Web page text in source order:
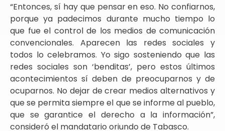
“Entonces, sí hay que pensar en eso. No confiarnos,
porque ya padecimos durante mucho tiempo lo
que fue el control de los medios de comunicación
convencionales. Aparecen las redes sociales y
todos lo celebramos. Yo sigo sosteniendo que las
redes sociales son ‘benditas’, pero estos últimos
acontecimientos sí deben de preocuparnos y de
ocuparnos. No dejar de crear medios alternativos y
que se permita siempre el que se informe al pueblo,
que se garantice el derecho a la información”,
consideró el mandatario oriundo de Tabasco.